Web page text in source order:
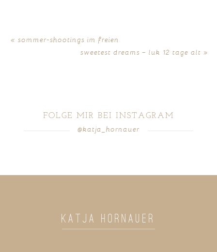
« sommer-shootings im freien
sweetest dreams – luk 12 tage alt »
FOLGE MIR BEI INSTAGRAM
@katja_hornauer
KATJA HORNAUER